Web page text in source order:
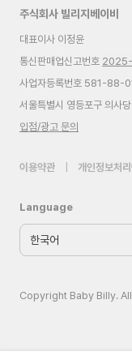
주식회사 빌리지베이비
대표이사 이정윤
통신판매업신고번호 2025-
사업자등록번호 581-88-
서울특별시 영등포구 의사
입점/광고 문의
이용약관 개인정보처
Language
Copyright Baby Billy.